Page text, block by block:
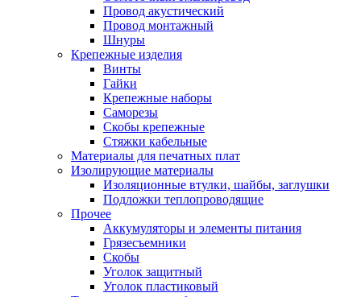
Провод акустический
Провод монтажный
Шнуры
Крепежные изделия
Винты
Гайки
Крепежные наборы
Саморезы
Скобы крепежные
Стяжки кабельные
Материалы для печатных плат
Изолирующие материалы
Изоляционные втулки, шайбы, заглушки
Подложки теплопроводящие
Прочее
Аккумуляторы и элементы питания
Грязесъемники
Скобы
Уголок защитный
Уголок пластиковый